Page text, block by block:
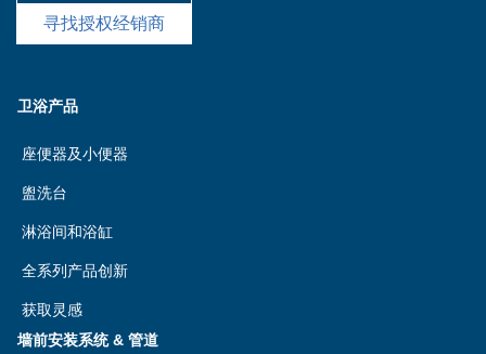
寻找授权经销商
卫浴产品
座便器及小便器
盥洗台
淋浴间和浴缸
全系列产品创新
获取灵感
墙前安装系统 & 管道